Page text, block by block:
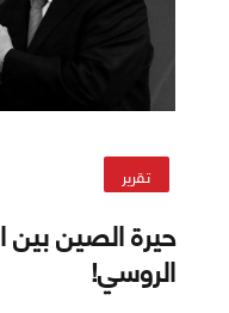
تقرير
حيرة الصين بين
الروسي!